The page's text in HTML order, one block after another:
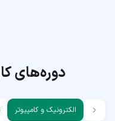
دوره‌های
الکترونیک و کامپیوتر